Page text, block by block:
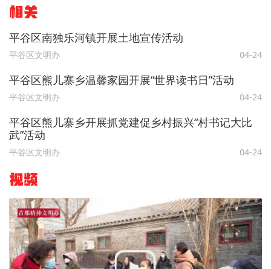
相关
平谷区南独乐河镇开展土地宣传活动
平谷区文明办 04-24
平谷区熊儿寨乡温馨家园开展“世界读书日”活动
平谷区文明办 04-24
平谷区熊儿寨乡开展抓党建促乡村振兴“村书记大比
武”活动
平谷区文明办 04-24
视频